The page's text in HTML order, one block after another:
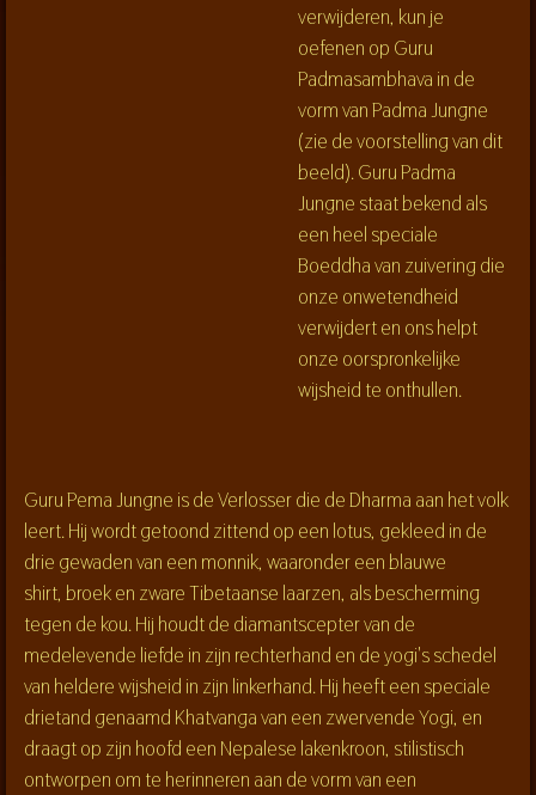
verwijderen, kun je
oefenen op Guru
Padmasambhava in de
vorm van Padma Jungne
(zie de voorstelling van dit
beeld).Guru Padma
Jungne staat bekend als
een heel speciale
Boeddha van zuivering die
onze onwetendheid
verwijdert en ons helpt
onze oorspronkelijke
wijsheid te onthullen.
Guru Pema Jungne is de Verlosser die de Dharma aan het volk
leert. Hij wordt getoond zittend op een lotus, gekleed in de
drie gewaden van een monnik, waaronder een blauwe
shirt, broek en zware Tibetaanse laarzen, als bescherming
tegen de kou. Hij houdt de diamantscepter van de
medelevende liefde in zijn rechterhand en de yogi's schedel
van heldere wijsheid in zijn linkerhand. Hij heeft een speciale
drietand genaamd Khatvanga van een zwervende Yogi, en
draagt op zijn hoofd een Nepalese lakenkroon, stilistisch
ontworpen om te herinneren aan de vorm van een